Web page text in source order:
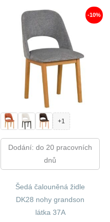
-10%
+1
Dodání: do 20 pracovních
dnů
Šedá čalouněná židle
DK28 nohy grandson
látka 37A